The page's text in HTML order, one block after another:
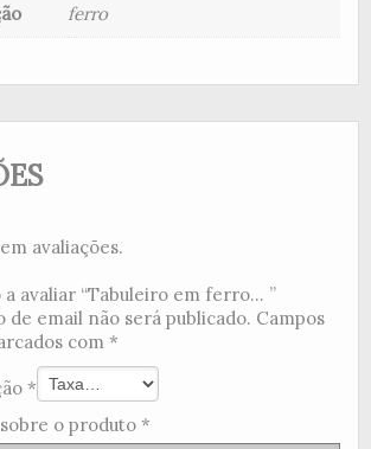
ferro
avaliações.
avaliar “Tabuleiro em ferro... ”
de email não será publicado. Campos
com *
*
sobre o produto *